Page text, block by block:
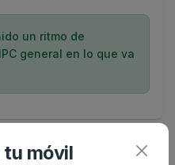
un ritmo de
general en lo que va
tu móvil